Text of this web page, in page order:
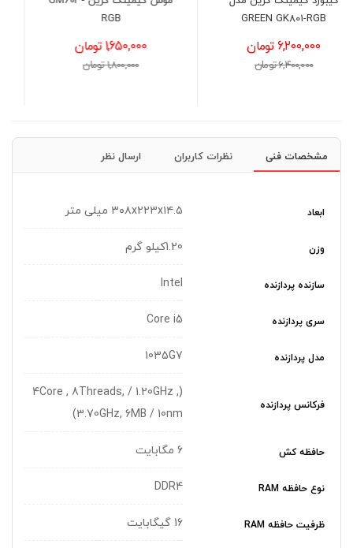
RGB
1,650,000 تومان
1,800,000 تومان
LaserJet Pro M12A
29,900,000 تومان
31,000,000 تومان
مشخصات فنی نظرات کاربران ارسال نظر
ابعاد ۳۰۸x۲۲۳x۱۴.۵ میلی متر
وزن 1.20کیلو گرم
سازنده پردازنده Intel
سری پردازنده Core i5
مدل پردازنده 1035G7
فرکانس پردازنده
(4Core , 8Threads, / 1.20GHz ,
3.70GHz, 6MB / 10nm)
حافظه کش 6 مگابایت
نوع حافظه RAM DDR4
ظرفیت حافظه RAM 16 گيگابايت